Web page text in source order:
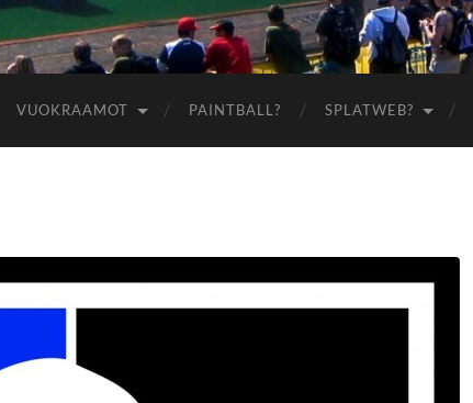
VUOKRAAMOT PAINTBALL? SPLATWEB?